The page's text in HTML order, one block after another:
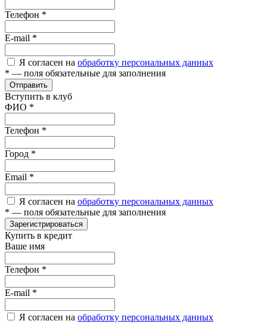
Телефон *
E-mail *
Я согласен на обработку персональных данных
* — поля обязательные для заполнения
Отправить
Вступить в клуб
ФИО *
Телефон *
Город *
Email *
Я согласен на обработку персональных данных
* — поля обязательные для заполнения
Зарегистрироваться
Купить в кредит
Ваше имя
Телефон *
E-mail *
Я согласен на обработку персональных данных